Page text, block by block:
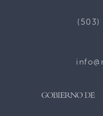
(503)